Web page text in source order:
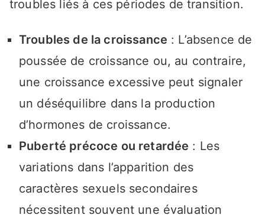
troubles liés à ces périodes de transition.
Troubles de la croissance : L’absence de
poussée de croissance ou, au contraire,
une croissance excessive peut signaler
un déséquilibre dans la production
d’hormones de croissance.
Puberté précoce ou retardée : Les
variations dans l’apparition des
caractères sexuels secondaires
nécessitent souvent une évaluation